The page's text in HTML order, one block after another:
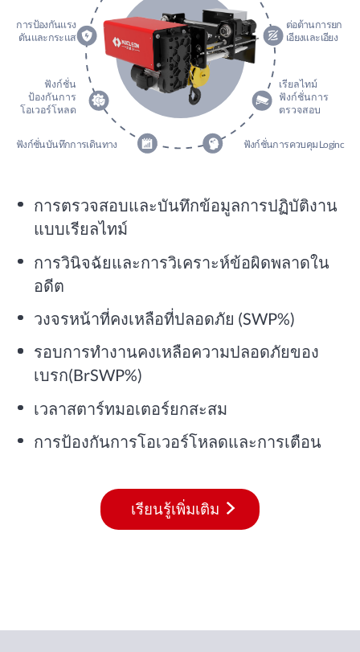
ต่อต้านการยก
เอียงและเอียง
เรียลไทม์
ฟังก์ชั่นการ
ตรวจสอบ
ฟังก์ชั่นการควบคุม Loginc
ฟังก์ชั่นบันทึกการเดินทาง
ฟังก์ชั่น
ป้องกันการ
โอเวอร์โหลด
การป้องกันแรง
ดันและกระแส
การตรวจสอบและบันทึกข้อมูลการปฏิบัติงาน
แบบเรียลไทม์
การวินิจฉัยและการวิเคราะห์ข้อผิดพลาดใน
อดีต
วงจรหน้าที่คงเหลือที่ปลอดภัย (SWP%)
รอบการทำงานคงเหลือความปลอดภัยของ
เบรก(BrSWP%)
เวลาสตาร์ทมอเตอร์ยกสะสม
การป้องกันการโอเวอร์โหลดและการเตือน
เรียนรู้เพิ่มเติม